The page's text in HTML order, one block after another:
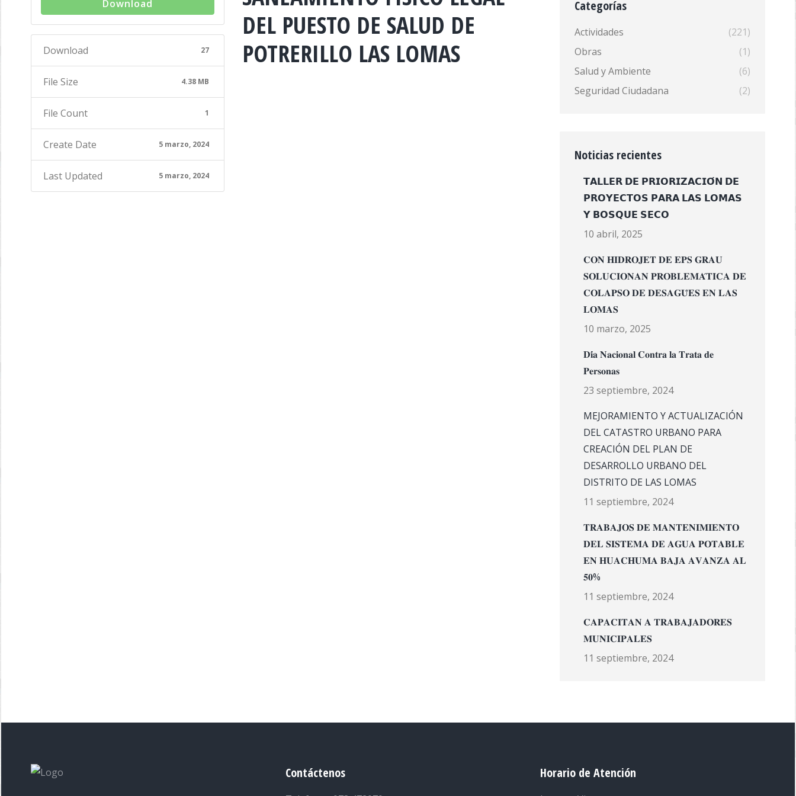
Download
Download 27
File Size 4.38 MB
File Count 1
Create Date 5 marzo, 2024
Last Updated 5 marzo, 2024
DEL PUESTO DE SALUD DE
POTRERILLO LAS LOMAS
Categorías
Actividades
(221)
Obras
(1)
Salud y Ambiente
(6)
Seguridad Ciudadana
(2)
Noticias recientes
𝗧𝗔𝗟𝗟𝗘𝗥 𝗗𝗘 𝗣𝗥𝗜𝗢𝗥𝗜𝗭𝗔𝗖𝗜𝗢́𝗡 𝗗𝗘
𝗣𝗥𝗢𝗬𝗘𝗖𝗧𝗢𝗦 𝗣𝗔𝗥𝗔 𝗟𝗔𝗦 𝗟𝗢𝗠𝗔𝗦
𝗬 𝗕𝗢𝗦𝗤𝗨𝗘 𝗦𝗘𝗖𝗢
10 abril, 2025
𝐂𝐎𝐍 𝐇𝐈𝐃𝐑𝐎𝐉𝐄𝐓 𝐃𝐄 𝐄𝐏𝐒 𝐆𝐑𝐀𝐔
𝐒𝐎𝐋𝐔𝐂𝐈𝐎𝐍𝐀𝐍 𝐏𝐑𝐎𝐁𝐋𝐄𝐌𝐀́𝐓𝐈𝐂𝐀 𝐃𝐄
𝐂𝐎𝐋𝐀𝐏𝐒𝐎 𝐃𝐄 𝐃𝐄𝐒𝐀𝐆𝐔̈𝐄𝐒 𝐄𝐍 𝐋𝐀𝐒
𝐋𝐎𝐌𝐀𝐒
10 marzo, 2025
𝐃𝐢́𝐚 𝐍𝐚𝐜𝐢𝐨𝐧𝐚𝐥 𝐂𝐨𝐧𝐭𝐫𝐚 𝐥𝐚 𝐓𝐫𝐚𝐭𝐚 𝐝𝐞
𝐏𝐞𝐫𝐬𝐨𝐧𝐚𝐬
23 septiembre, 2024
MEJORAMIENTO Y ACTUALIZACIÓN
DEL CATASTRO URBANO PARA
CREACIÓN DEL PLAN DE
DESARROLLO URBANO DEL
DISTRITO DE LAS LOMAS
11 septiembre, 2024
𝐓𝐑𝐀𝐁𝐀𝐉𝐎𝐒 𝐃𝐄 𝐌𝐀𝐍𝐓𝐄𝐍𝐈𝐌𝐈𝐄𝐍𝐓𝐎
𝐃𝐄𝐋 𝐒𝐈𝐒𝐓𝐄𝐌𝐀 𝐃𝐄 𝐀𝐆𝐔𝐀 𝐏𝐎𝐓𝐀𝐁𝐋𝐄
𝐄𝐍 𝐇𝐔𝐀𝐂𝐇𝐔𝐌𝐀 𝐁𝐀𝐉𝐀 𝐀𝐕𝐀𝐍𝐙𝐀 𝐀𝐋
𝟓𝟎%
11 septiembre, 2024
𝐂𝐀𝐏𝐀𝐂𝐈𝐓𝐀𝐍 𝐀 𝐓𝐑𝐀𝐁𝐀𝐉𝐀𝐃𝐎𝐑𝐄𝐒
𝐌𝐔𝐍𝐈𝐂𝐈𝐏𝐀𝐋𝐄𝐒
11 septiembre, 2024
Contáctenos Horario de Atención